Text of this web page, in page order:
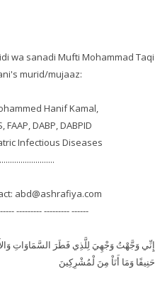
wa sanadi Mufti Mohammad Taqi
murid/mujaaz:
Hanif Kamal,
FAAP, DABP, DABPID
Infectious Diseases
abd@ashrafiya.com
--------- --------- ------
إِنِّي وَجَّهْتُ وَجْهِيَ لِلَّذِي فَطَرَ السَّمَاوَاتِ
حَنِيفًا وَمَا أَنَاْ مِنَ لْمُشْرِكِينَ